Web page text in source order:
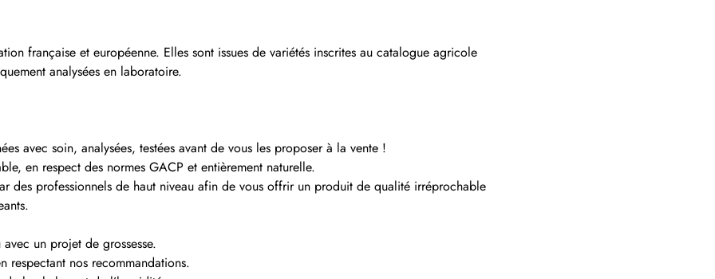
française et européenne. Elles sont issues de variétés inscrites au catalogue agricole
analysées en laboratoire.
avec soin, analysées, testées avant de vous les proposer à la vente !
en respect des normes GACP et entièrement naturelle.
des professionnels de haut niveau afin de vous offrir un produit de qualité irréprochable
un projet de grossesse.
respectant nos recommandations.